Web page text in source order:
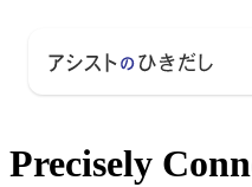
Precisely